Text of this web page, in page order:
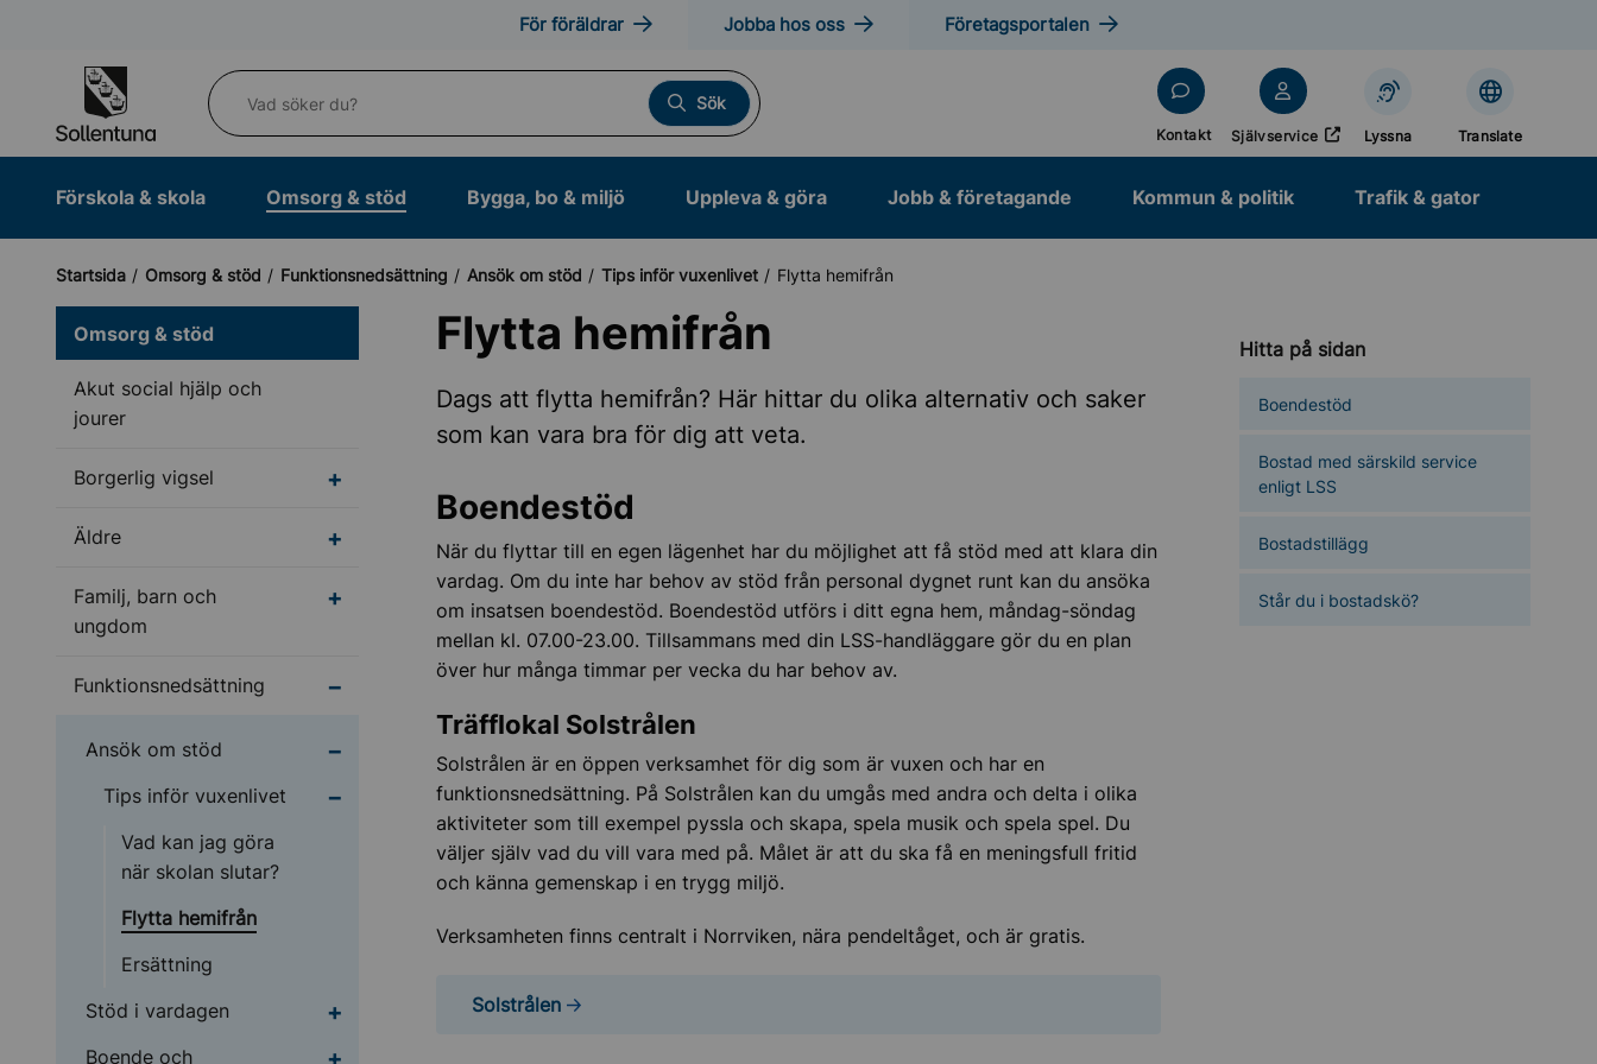
För föräldrar Jobba hos oss Företagsportalen
Vad söker du?
Sök
Kontakt Självservice
Öppnas i nytt fönster
Lyssna Translate
Förskola & skola Omsorg & stöd Bygga, bo & miljö Uppleva & göra Jobb & företagande Kommun & politik Trafik & gator
Startsida Omsorg & stöd Funktionsnedsättning Ansök om stöd Tips inför vuxenlivet Flytta hemifrån
Omsorg & stöd
Akut social hjälp och
jourer
Borgerlig vigsel Undermeny för Borgerlig vigsel
Äldre Undermeny för Äldre
Familj, barn och
ungdom
Undermeny för Familj, barn och ungdom
Funktionsnedsättning Undermeny för Funktionsnedsättning
Ansök om stöd
Undermeny för Ansök om stöd
Tips inför vuxenlivet
Undermeny för Tips inför vuxenlivet
Vad kan jag göra
när skolan slutar?
Flytta hemifrån
Ersättning
Stöd i vardagen
Undermeny för Stöd i vardagen
Boende och
Undermeny för Boende och korttidsstöd
Hitta på sidan
Boendestöd
Bostad med särskild service
enligt LSS
Bostadstillägg
Står du i bostadskö?
Flytta hemifrån
Dags att flytta hemifrån? Här hittar du olika alternativ och saker
som kan vara bra för dig att veta.
Boendestöd
När du flyttar till en egen lägenhet har du möjlighet att få stöd med att klara din
vardag. Om du inte har behov av stöd från personal dygnet runt kan du ansöka
om insatsen boendestöd. Boendestöd utförs i ditt egna hem, måndag-söndag
mellan kl. 07.00-23.00. Tillsammans med din LSS-handläggare gör du en plan
över hur många timmar per vecka du har behov av.
Träfflokal Solstrålen
Solstrålen är en öppen verksamhet för dig som är vuxen och har en
funktionsnedsättning. På Solstrålen kan du umgås med andra och delta i olika
aktiviteter som till exempel pyssla och skapa, spela musik och spela spel. Du
väljer själv vad du vill vara med på. Målet är att du ska få en meningsfull fritid
och känna gemenskap i en trygg miljö.
Verksamheten finns centralt i Norrviken, nära pendeltåget, och är gratis.
Solstrålen